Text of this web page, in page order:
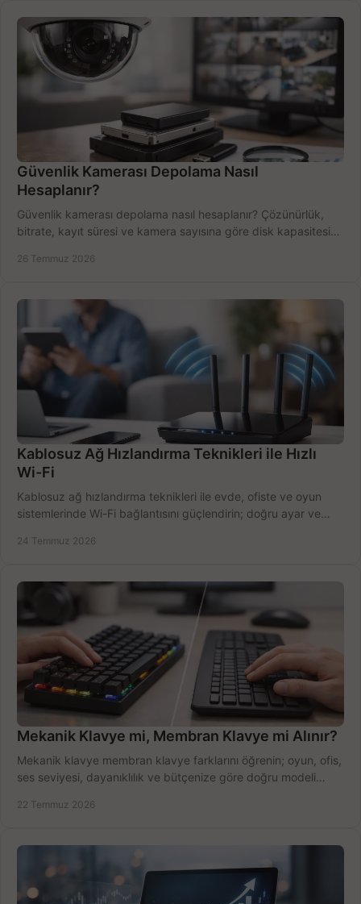
Güvenlik Kamerası Depolama Nasıl
Hesaplanır?
Güvenlik kamerası depolama nasıl hesaplanır? Çözünürlük,
bitrate, kayıt süresi ve kamera sayısına göre disk kapasitesini
26 Temmuz 2026
Kablosuz Ağ Hızlandırma Teknikleri ile Hızlı
Wi-Fi
Kablosuz ağ hızlandırma teknikleri ile evde, ofiste ve oyun
sistemlerinde Wi-Fi bağlantısını güçlendirin; doğru ayar ve
24 Temmuz 2026
Mekanik Klavye mi, Membran Klavye mi Alınır?
Mekanik klavye membran klavye farklarını öğrenin; oyun, ofis,
ses seviyesi, dayanıklılık ve bütçenize göre doğru modeli
22 Temmuz 2026